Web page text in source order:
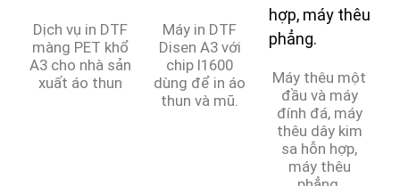
Dịch vụ in DTF
màng PET khổ
A3 cho nhà sản
xuất áo thun
Máy in DTF
Disen A3 với
chip I1600
dùng để in áo
thun và mũ.
Máy thêu một
đầu và máy
đính đá, máy
thêu dây kim
sa hỗn hợp,
máy thêu